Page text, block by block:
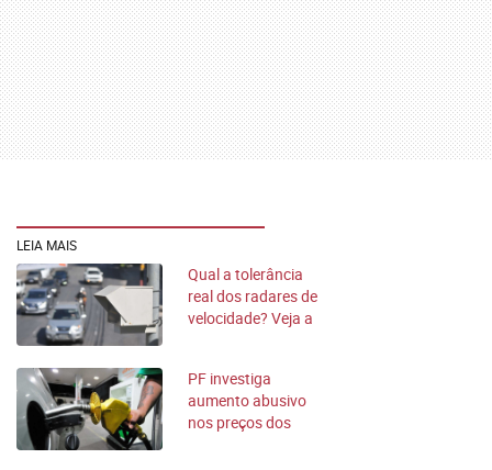
LEIA MAIS
Qual a tolerância
real dos radares de
velocidade? Veja a
PF investiga
aumento abusivo
nos preços dos